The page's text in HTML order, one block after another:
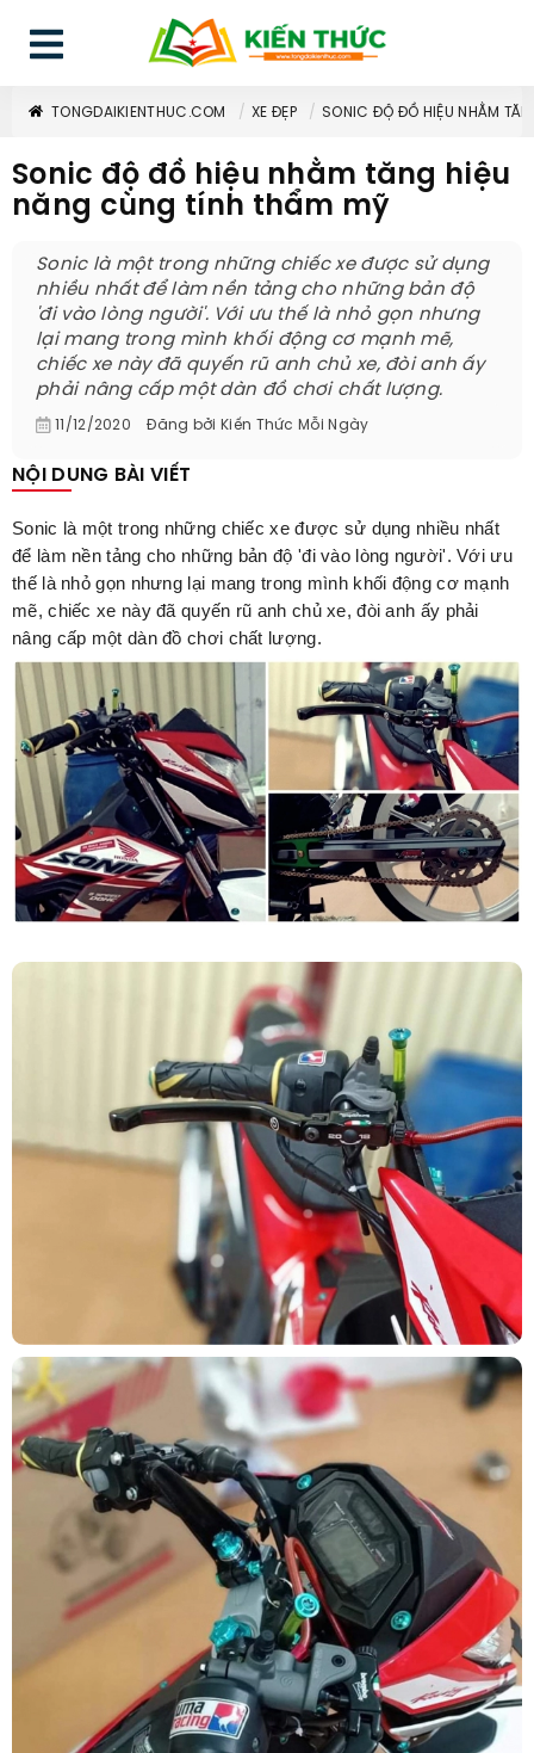
TONGDAIKIENTHUC.COM XE ĐẸP SONIC ĐỘ ĐỒ HIỆU NHẰM
Sonic độ đồ hiệu nhằm tăng hiệu
năng cùng tính thẩm mỹ
Sonic là một trong những chiếc xe được sử dụng
nhiều nhất để làm nền tảng cho những bản độ
'đi vào lòng người'. Với ưu thế là nhỏ gọn nhưng
lại mang trong mình khối động cơ mạnh mẽ,
chiếc xe này đã quyến rũ anh chủ xe, đòi anh ấy
phải nâng cấp một dàn đồ chơi chất lượng.
11/12/2020 Đăng bởi Kiến Thức Mỗi Ngày
NỘI DUNG BÀI VIẾT
Sonic là một trong những chiếc xe được sử dụng nhiều nhất
để làm nền tảng cho những bản độ 'đi vào lòng người'. Với ưu
thế là nhỏ gọn nhưng lại mang trong mình khối động cơ mạnh
mẽ, chiếc xe này đã quyến rũ anh chủ xe, đòi anh ấy phải
nâng cấp một dàn đồ chơi chất lượng.